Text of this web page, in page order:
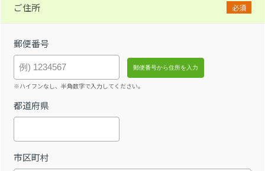
ご住所 必須
郵便番号
※ハイフンなし、半角数字で入力してください。
都道府県
市区町村